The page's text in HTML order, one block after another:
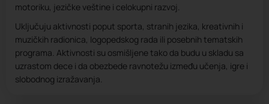
motoriku, jezičke veštine i celokupni razvoj.
Uključuju aktivnosti poput sporta, stranih jezika, kreativnih i
muzičkih radionica, logopedskog rada ili posebnih tematskih
programa. Aktivnosti su osmišljene tako da budu u skladu sa
uzrastom dece i da obezbede ravnotežu između učenja, igre i
slobodnog izražavanja.